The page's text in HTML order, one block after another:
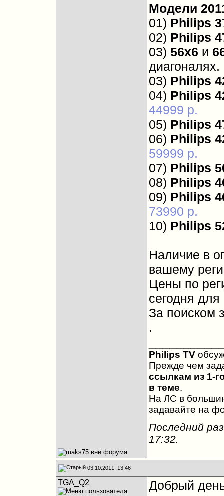
Модели
01) Philips
02) Philips
03) 56х6 и
диагоналях.
03) Philips
04) Philips
44999 р.
05) Philips
06) Philips
59999 р.
07) Philips
08) Philips
09) Philips
73990 р.
10) Philips
Наличие в
вашему
Цены по
сегодня
За поиском
.
Philips TV
Прежде чем
ссылкам из 1-
в теме.
На ЛС в
задавайте на
Последний
17:32.
03.10.2011, 13:46
TGA_Q2
Добрый